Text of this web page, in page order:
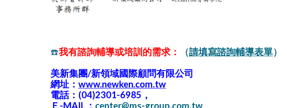
☎️我有諮詢輔導或培訓的需求： （請填寫諮詢輔導表單）
美新集團/新領域國際顧問有限公司
網址： www.newken.com.tw
電話：(04)2301-6985，
Ｅ-MAIL： center@ms-group.com.tw